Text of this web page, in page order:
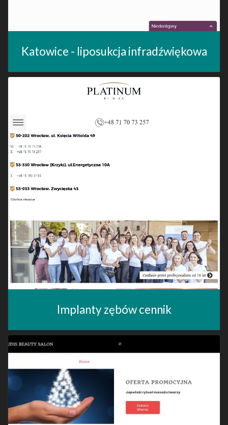
Katowice - liposukcja infradźwiękowa
Implanty zębów cennik